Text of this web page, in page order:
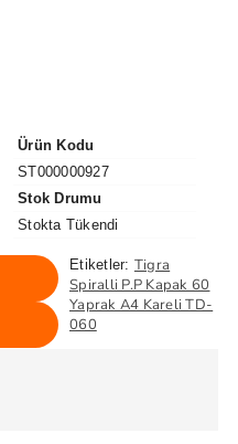
Ürün Kodu
ST000000927
Stok Drumu
Stokta Tükendi
Etiketler: Tigra
Spiralli P.P Kapak 60
Yaprak A4 Kareli TD-
060